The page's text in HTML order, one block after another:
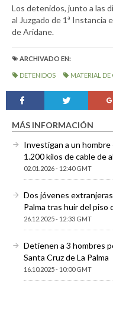
Los detenidos, junto a las
al Juzgado de 1ª Instancia
de Aridane.
ARCHIVADO EN:
DETENIDOS MATERIAL DE
MÁS INFORMACIÓN
Investigan a un hombre
1.200 kilos de cable de
02.01.2026 - 12:40 GMT
Dos jóvenes
Palma tras huir del
26.12.2025 - 12:33 GMT
Detienen a 3 hombres
Santa Cruz de La Palma
16.10.2025 - 10:00 GMT